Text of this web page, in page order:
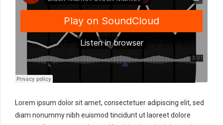
Lorem ipsum dolor sit amet, consectetuer adipiscing elit, sed
diam nonummy nibh euismod tincidunt ut laoreet dolore